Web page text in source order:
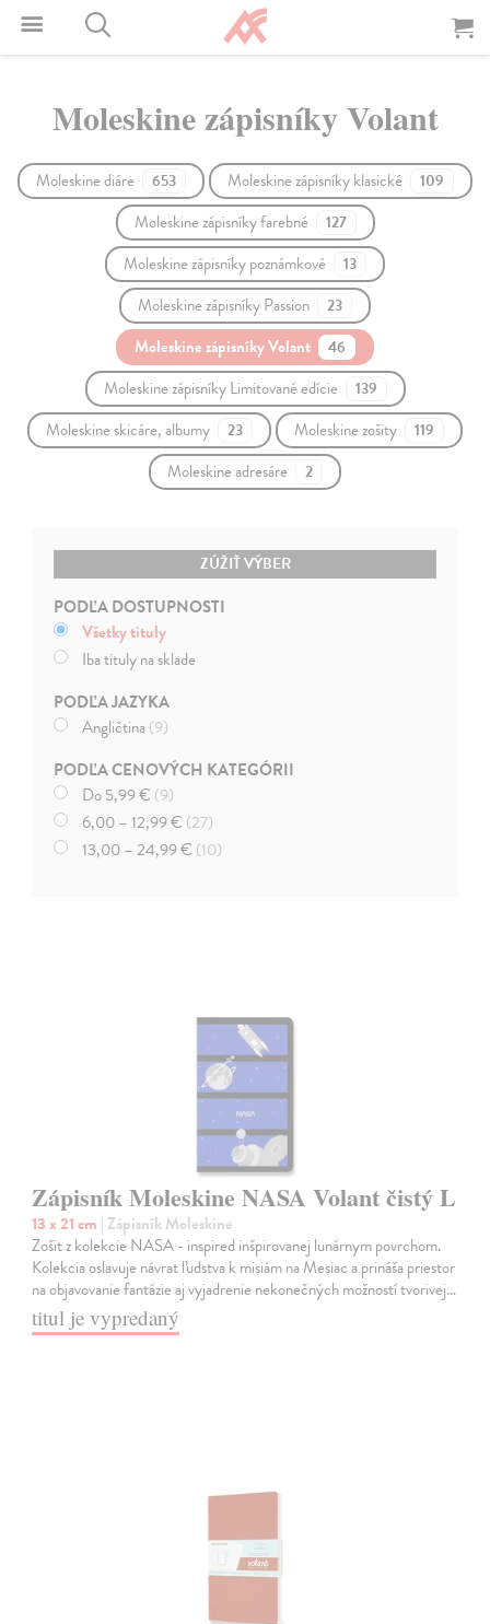
Moleskine zápisníky Volant
Moleskine diáre 653 Moleskine zápisníky klasické 109
Moleskine zápisníky farebné 127
Moleskine zápisníky poznámkové 13
Moleskine zápisníky Passion 23
Moleskine zápisníky Volant 46
Moleskine zápisníky Limitované edície 139
Moleskine skicáre, albumy 23 Moleskine zošity 119
Moleskine adresáre 2
ZÚŽIŤ VÝBER
PODĽA DOSTUPNOSTI
Všetky tituly
Iba tituly na sklade
PODĽA JAZYKA
Angličtina(9)
PODĽA CENOVÝCH KATEGÓRII
Do 5,99 € (9)
6,00 – 12,99 € (27)
13,00 – 24,99 € (10)
Zápisník Moleskine NASA Volant čistý L
13 x 21 cm | Zápisník Moleskine
Zošit z kolekcie NASA - inspired inšpirovanej lunárnym povrchom.
Kolekcia oslavuje návrat ľudstva k misiám na Mesiac a prináša priestor
na objavovanie fantázie aj vyjadrenie nekonečných možností tvorivej…
titul je vypredaný